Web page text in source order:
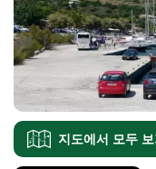
지도에서 모두 보